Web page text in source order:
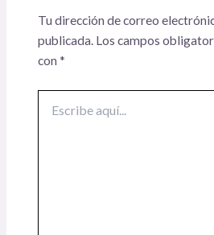
Tu dirección de correo
publicada. Los campos
con *
aquí...